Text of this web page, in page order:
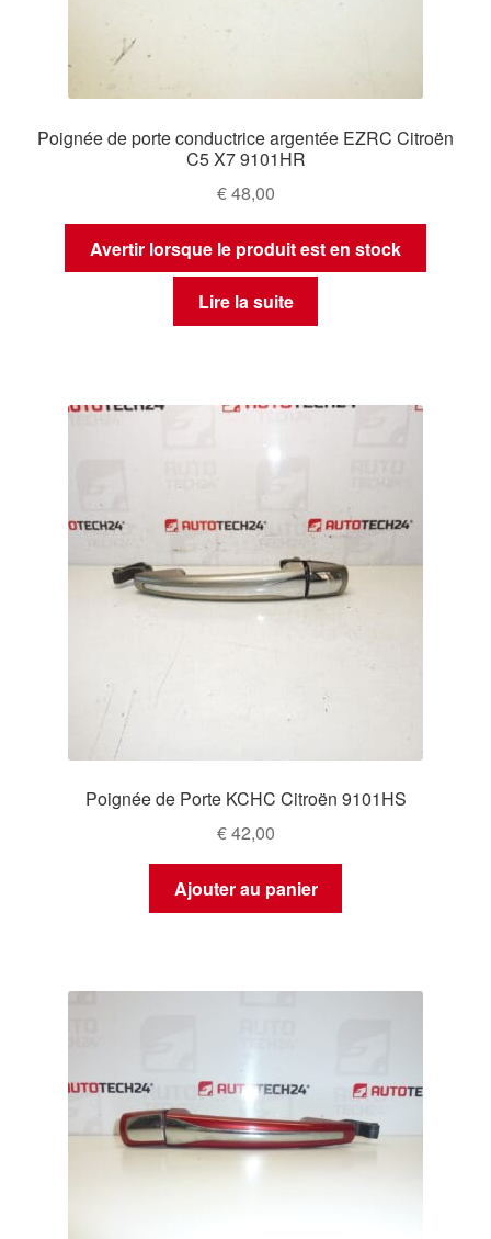
Poignée de porte conductrice argentée EZRC Citroën
C5 X7 9101HR
€48,00
Avertir lorsque le produit est en stock
Lire la suite
Poignée de Porte KCHC Citroën 9101HS
€42,00
Ajouter au panier